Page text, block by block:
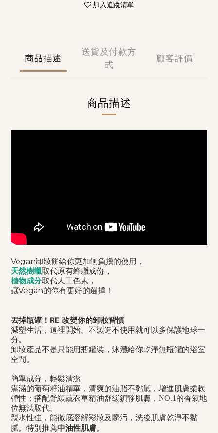
加入追蹤清單
商品描述
送貨及付款方
式
顧客評價
商品描述
Vegan卸妝餅給你更加無負擔的使用，
天然樹蠟取代原有蜂蠟成份，
植物成分取代人工色素，
讓Vegan的你有更好的選擇！
丟掉瓶罐！RE 改變你的卸妝習慣
減塑生活，這裡開始。不製造不使用就可以多保護地球一
分。
卸妝產品不是只能用瓶罐裝，沐澧給你乾淨無瓶罐的浴室
空間。
簡單成分，輕鬆清潔
滿滿的葡萄籽油精華，清爽的油脂不黏膩，增進肌膚柔軟
彈性；搭配舒緩薰衣草精油舒緩鎮靜肌膚，NO.1的香氣地
位無法取代。
親水性佳，能徹底溶解彩妝及髒污，洗後肌膚乾淨不黏
膩。特別推薦中油性肌膚。